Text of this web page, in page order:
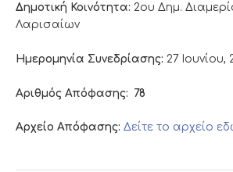
Δημοτική Κοινότητα: 2ου Δημ.
Λαρισαίων
Ημερομηνία Συνεδρίασης: 27 Ιουνίου,
Αριθμός Απόφασης: 78
Αρχείο Απόφασης: Δείτε το αρχείο